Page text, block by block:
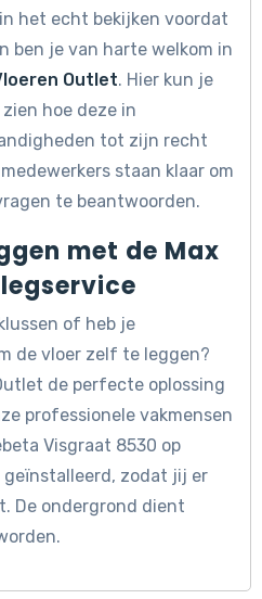
het echt bekijken voordat
ben je van harte welkom in
Outlet. Hier kun je
hoe deze in
tot zijn recht
staan klaar om
te beantwoorden.
met de Max
of heb je
de vloer zelf te leggen?
de perfecte oplossing
professionele vakmensen
Visgraat 8530 op
zodat jij er
De ondergrond dient